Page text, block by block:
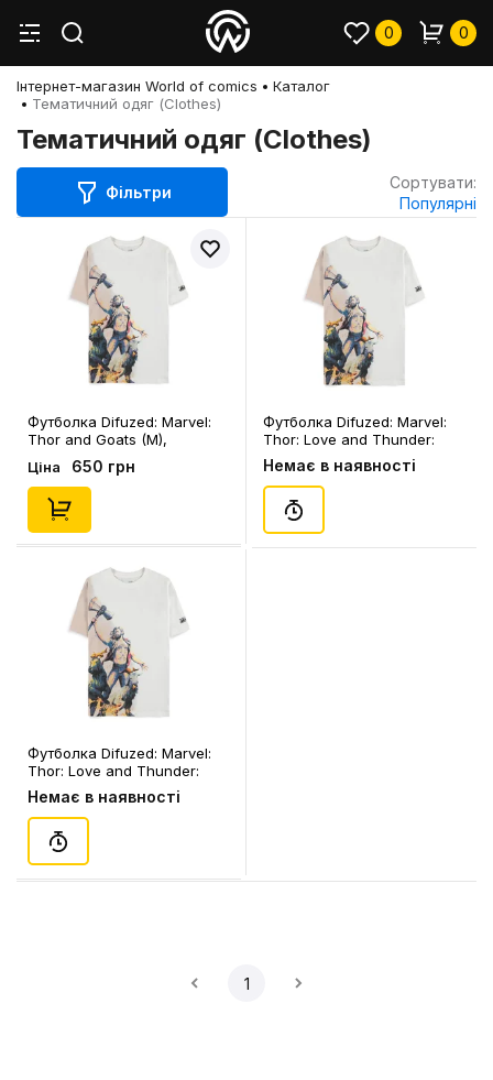
0 0
Інтернет-магазин World of comics
Каталог
Тематичний одяг (Clothes)
Тематичний одяг (Clothes)
Фільтри
Сортувати:
Популярні
Футболка Difuzed: Marvel:
Thor and Goats (M),
(376302)
Ціна 650 грн
Футболка Difuzed: Marvel:
Thor: Love and Thunder:
Thor and Goats (XL),
(376326)
Немає в наявності
Футболка Difuzed: Marvel:
Thor: Love and Thunder:
Thor and Goats (L), (376319)
Немає в наявності
1